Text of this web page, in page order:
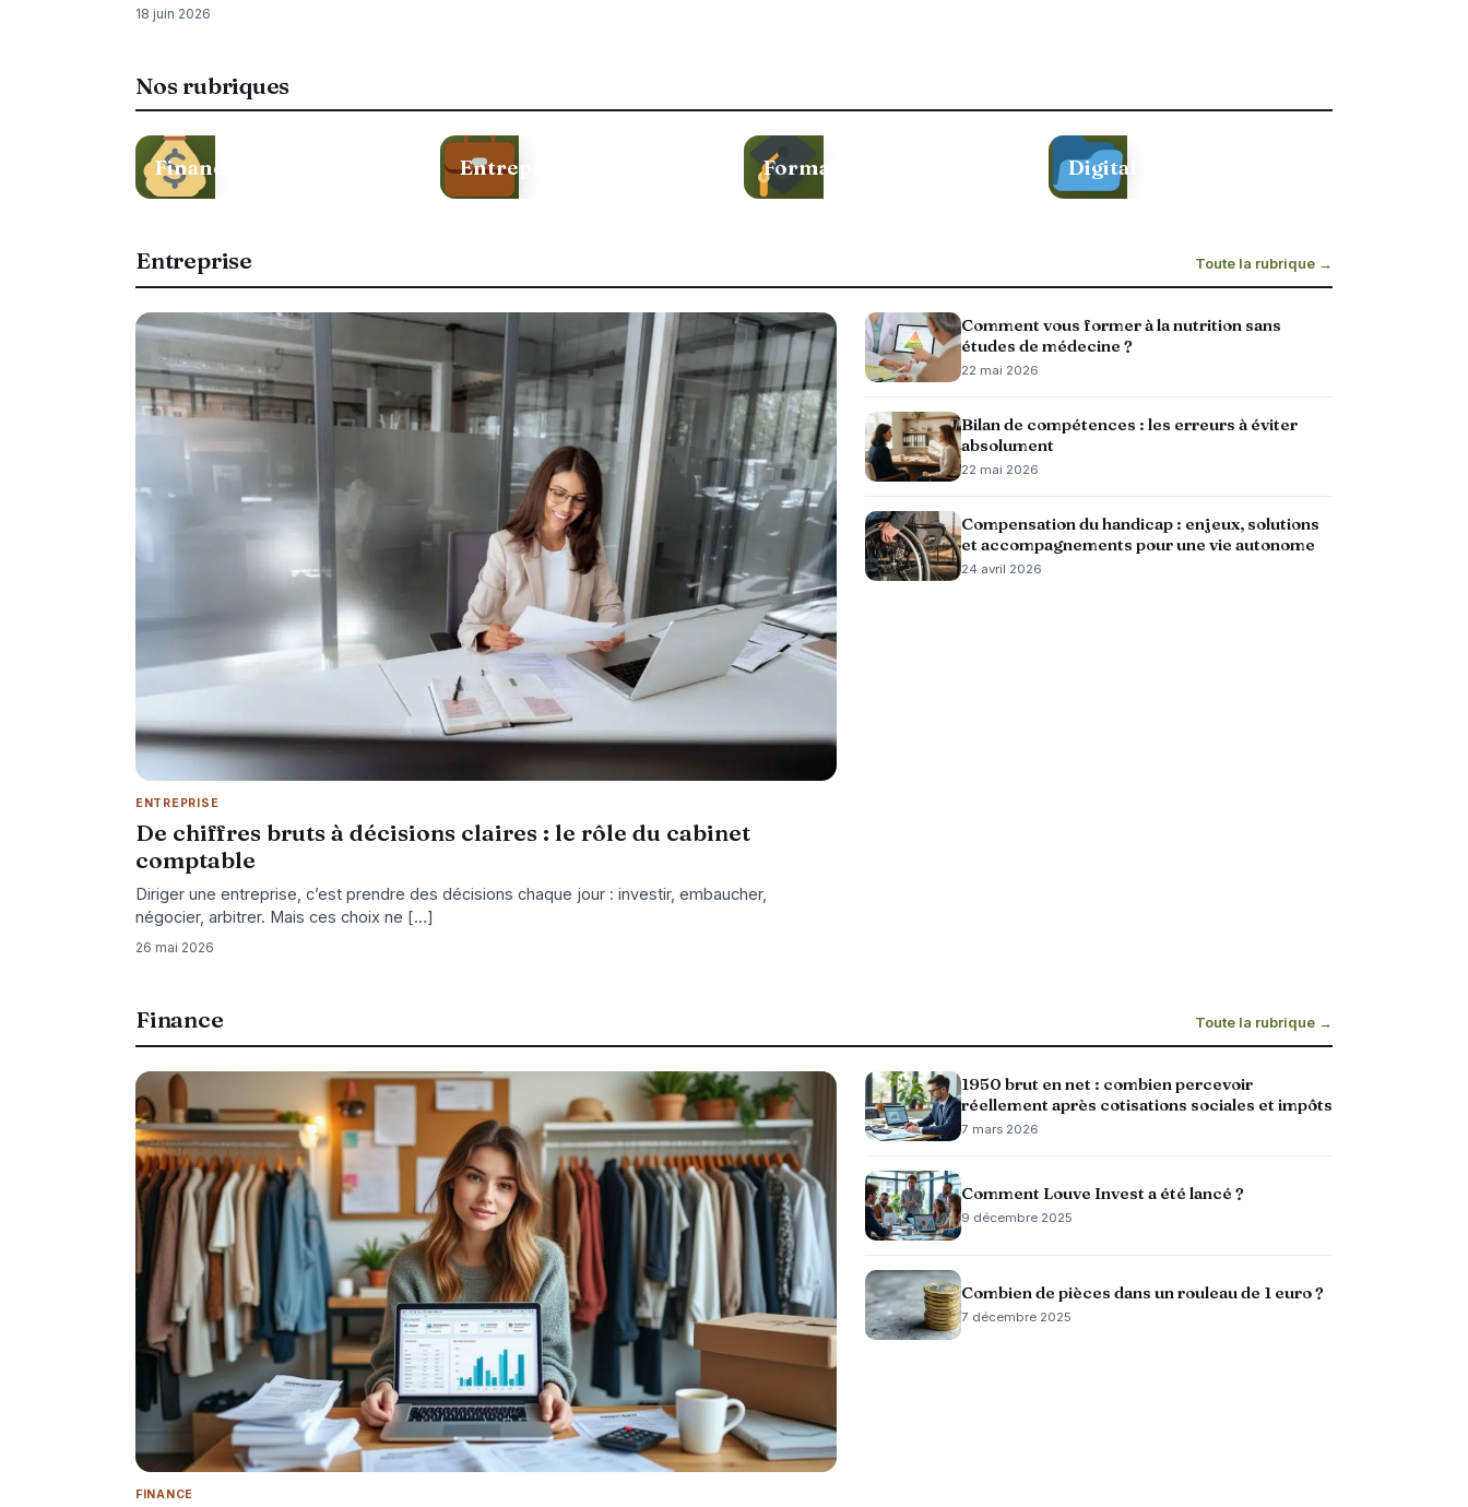
18 juin 2026
Nos rubriques
Finance Entreprise Formation Digital
Entreprise Toute la rubrique →
ENTREPRISE
De chiffres bruts à décisions claires : le rôle du cabinet
comptable
Diriger une entreprise, c’est prendre des décisions chaque jour : investir, embaucher,
négocier, arbitrer. Mais ces choix ne […]
26 mai 2026
Comment vous former à la nutrition sans
études de médecine ?
22 mai 2026
Bilan de compétences : les erreurs à éviter
absolument
22 mai 2026
Compensation du handicap : enjeux, solutions
et accompagnements pour une vie autonome
24 avril 2026
Finance Toute la rubrique →
FINANCE
1950 brut en net : combien percevoir
réellement après cotisations sociales et impôts
7 mars 2026
Comment Louve Invest a été lancé ?
9 décembre 2025
Combien de pièces dans un rouleau de 1 euro ?
7 décembre 2025